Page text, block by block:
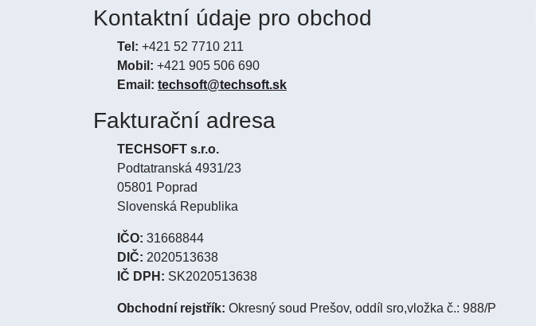
Kontaktní údaje pro obchod
Tel: +421 52 7710 211
Mobil: +421 905 506 690
Email: techsoft@techsoft.sk
Fakturační adresa
TECHSOFT s.r.o.
Podtatranská 4931/23
05801 Poprad
Slovenská Republika
IČO: 31668844
DIČ: 2020513638
IČ DPH: SK2020513638
Obchodní rejstřík: Okresný soud Prešov, oddíl sro,vložka č.: 988/P